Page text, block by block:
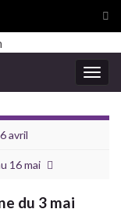
avril
16 mai
du 3 mai